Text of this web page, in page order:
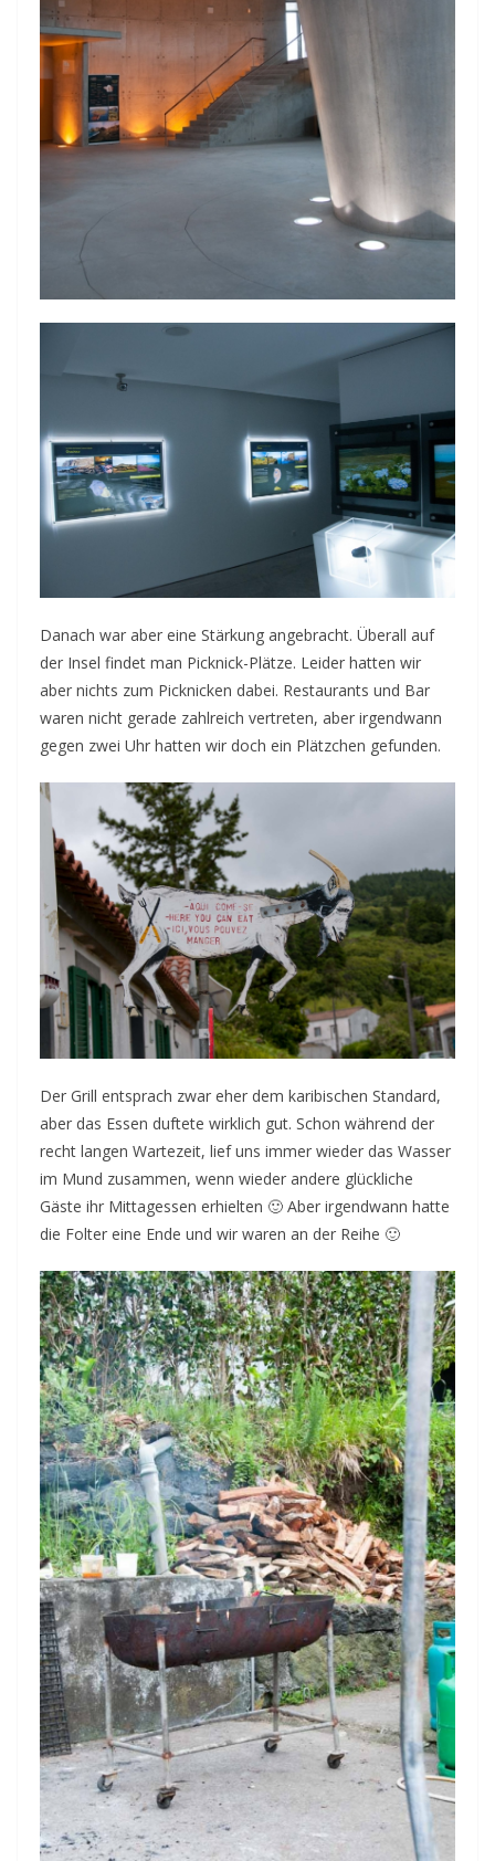
Danach war aber eine Stärkung angebracht. Überall auf
der Insel findet man Picknick-Plätze. Leider hatten wir
aber nichts zum Picknicken dabei. Restaurants und Bar
waren nicht gerade zahlreich vertreten, aber irgendwann
gegen zwei Uhr hatten wir doch ein Plätzchen gefunden.
Der Grill entsprach zwar eher dem karibischen Standard,
aber das Essen duftete wirklich gut. Schon während der
recht langen Wartezeit, lief uns immer wieder das Wasser
im Mund zusammen, wenn wieder andere glückliche
Gäste ihr Mittagessen erhielten 🙂 Aber irgendwann hatte
die Folter eine Ende und wir waren an der Reihe 🙂